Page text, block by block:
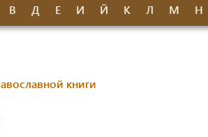
В Д Е И Й К Л М Н
книги